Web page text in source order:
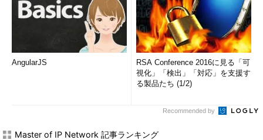
AngularJS
RSA Conference 2016に見る「可
視化」「検出」「対応」を支援す
る製品たち (1/2)
Recommended by
Master of IP Network 記事ランキング